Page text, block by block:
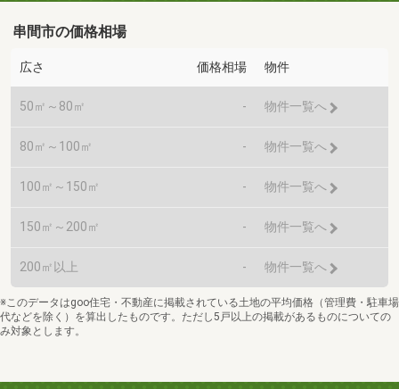
串間市の価格相場
広さ 価格相場 物件
50㎡～80㎡ - 物件一覧へ
80㎡～100㎡ - 物件一覧へ
100㎡～150㎡ - 物件一覧へ
150㎡～200㎡ - 物件一覧へ
200㎡以上 - 物件一覧へ
※このデータはgoo住宅・不動産に掲載されている土地の平均価格（管理費・駐車場
代などを除く）を算出したものです。ただし5戸以上の掲載があるものについての
み対象とします。